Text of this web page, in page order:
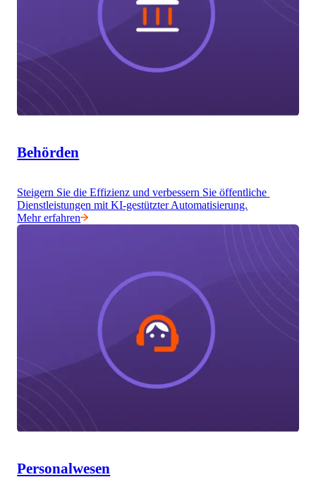
Behörden
Steigern Sie die Effizienz und verbessern Sie öffentliche
Dienstleistungen mit KI-gestützter Automatisierung.
Mehr erfahren
Personalwesen